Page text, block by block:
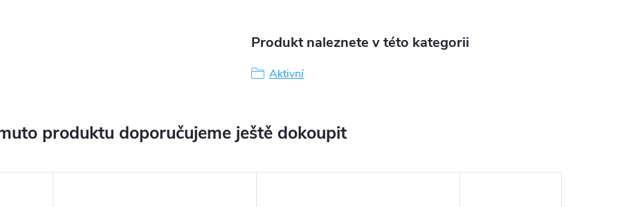
Produkt naleznete v této kategorii
Aktivní
produktu doporučujeme ještě dokoupit